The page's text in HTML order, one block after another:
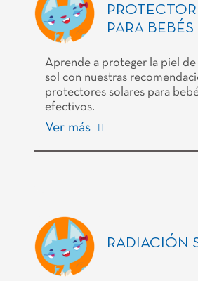
PARA BEBÉS
Aprende a proteger la piel de
sol con nuestras
protectores solares para
efectivos.
Ver más
RADIACIÓN